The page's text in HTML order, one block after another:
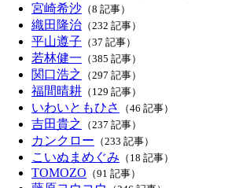
宮崎希沙 （8 記事）
織田隆治 （232 記事）
平山遵子 （37 記事）
若林健一 （385 記事）
関口浩之 （297 記事）
福間晴耕 （129 記事）
いわいともひさ （46 記事）
吉田貴之 （237 記事）
カンクロー （233 記事）
こいぬまめぐみ （18 記事）
TOMOZO （91 記事）